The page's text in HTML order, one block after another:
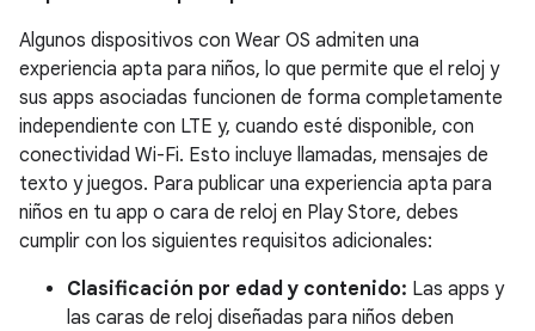
Algunos dispositivos con Wear OS admiten una
experiencia apta para niños, lo que permite que el reloj y
sus apps asociadas funcionen de forma completamente
independiente con LTE y, cuando esté disponible, con
conectividad Wi-Fi. Esto incluye llamadas, mensajes de
texto y juegos. Para publicar una experiencia apta para
niños en tu app o cara de reloj en Play Store, debes
cumplir con los siguientes requisitos adicionales:
Clasificación por edad y contenido: Las apps y
las caras de reloj diseñadas para niños deben